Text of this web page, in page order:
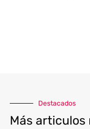
Destacados
Más articulos